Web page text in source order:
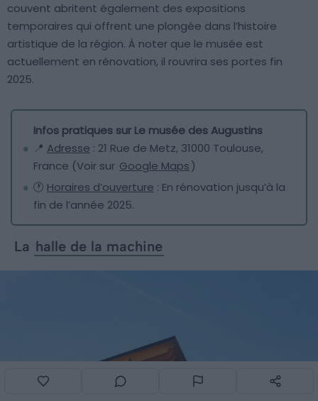
couvent abritent également des expositions
temporaires qui offrent une plongée dans l’histoire
artistique de la région. À noter que le musée est
actuellement en rénovation, il rouvrira ses portes fin
2025.
Infos pratiques sur Le musée des Augustins
📍 Adresse : 21 Rue de Metz, 31000 Toulouse,
France (Voir sur Google Maps)
🕐 Horaires d’ouverture : En rénovation jusqu’à la
fin de l’année 2025.
La halle de la machine